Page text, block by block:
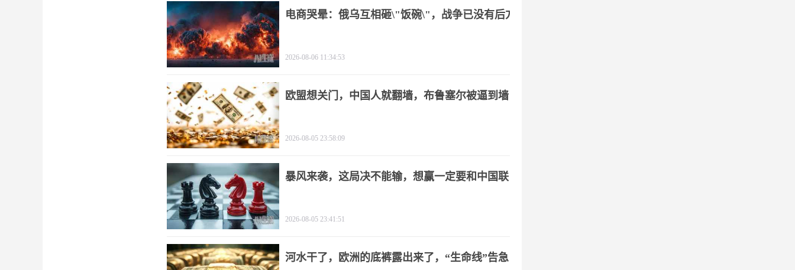
电商哭晕：俄乌互相砸\"饭碗\"，战争已没有后方
2026-08-06 11:34:53
欧盟想关门，中国人就翻墙，布鲁塞尔被逼到墙
2026-08-05 23:58:09
暴风来袭，这局决不能输，想赢一定要和中国联
2026-08-05 23:41:51
河水干了，欧洲的底裤露出来了，“生命线”告急